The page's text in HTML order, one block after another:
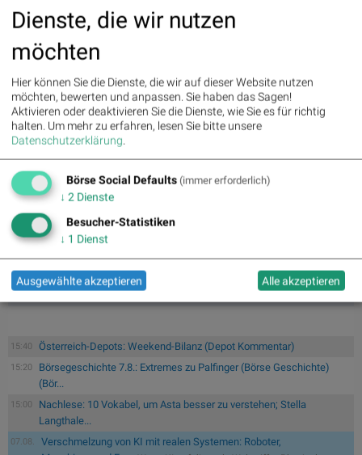
Latest Blogs
» Österreich-Depots: Weekend-Bilanz (Depot Kommentar)
(BörseGes...
» Nachlese: 10 Vokabel, um Asta besser zu verstehen; Stella Langthaler
(au...
» PIR-News: Post, Kontron (Christine Petzwinkler)
» (Christian Drastil)
» Wiener Börse zu Mittag schwächer: Bajaj Mobility, FACC und Agrana
gesucht
» Börse-Inputs auf Spotify zu u.a. Jugend fragt Asta nach dem
Geschäftsmod...
» ATX-Trends: VIG, AT&S, Erste Group, Verbund ...
» Zehn Vokabeln für ein Börsen-Debüt: Wie Asta sein Geschäftsmodell
» Österreich-Depots: Etwas fester (Depot Kommentar)
15:40 Österreich-Depots: Weekend-Bilanz (Depot Kommentar)
15:20
Börsegeschichte 7.8.: Extremes zu Palfinger (Börse Geschichte)
(Bör...
15:00
Nachlese: 10 Vokabel, um Asta besser zu verstehen; Stella
Langthale...
07.08.
Verschmelzung von KI mit realen Systemen: Roboter,
Dienste, die wir nutzen
möchten
Hier können Sie die Dienste, die wir auf dieser Website nutzen
möchten, bewerten und anpassen. Sie haben das Sagen!
Aktivieren oder deaktivieren Sie die Dienste, wie Sie es für richtig
halten. Um mehr zu erfahren, lesen Sie bitte unsere
Datenschutzerklärung.
Börse Social Defaults (immer erforderlich)
↓ 2 Dienste
Besucher-Statistiken
↓ 1 Dienst
Ausgewählte akzeptieren Alle akzeptieren